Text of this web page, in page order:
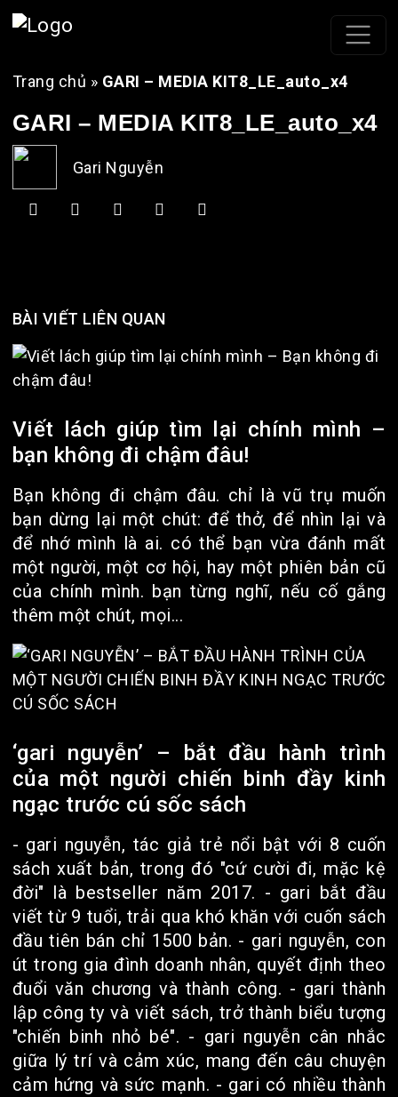
Trang chủ » GARI – MEDIA KIT8_LE_auto_x4
GARI – MEDIA KIT8_LE_auto_x4
Gari Nguyễn
BÀI VIẾT LIÊN QUAN
Viết lách giúp tìm lại chính mình –
bạn không đi chậm đâu!
Bạn không đi chậm đâu. chỉ là vũ trụ muốn
bạn dừng lại một chút: để thở, để nhìn lại và
để nhớ mình là ai. có thể bạn vừa đánh mất
một người, một cơ hội, hay một phiên bản cũ
của chính mình. bạn từng nghĩ, nếu cố gắng
thêm một chút, mọi...
‘gari nguyễn’ – bắt đầu hành trình
của một người chiến binh đầy kinh
ngạc trước cú sốc sách
- gari nguyễn, tác giả trẻ nổi bật với 8 cuốn
sách xuất bản, trong đó "cứ cười đi, mặc kệ
đời" là bestseller năm 2017. - gari bắt đầu
viết từ 9 tuổi, trải qua khó khăn với cuốn sách
đầu tiên bán chỉ 1500 bản. - gari nguyễn, con
út trong gia đình doanh nhân, quyết định theo
đuổi văn chương và thành công. - gari thành
lập công ty và viết sách, trở thành biểu tượng
"chiến binh nhỏ bé". - gari nguyễn cân nhắc
giữa lý trí và cảm xúc, mang đến câu chuyện
cảm hứng và sức mạnh. - gari có nhiều thành